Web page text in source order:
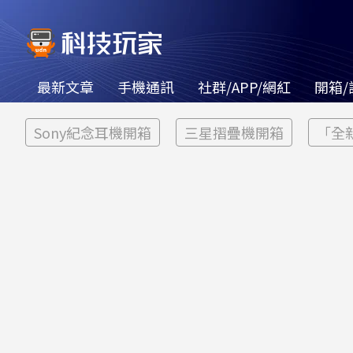
最新文章 手機通訊 社群/APP/網紅 開箱/
Sony紀念耳機開箱 三星摺疊機開箱 「